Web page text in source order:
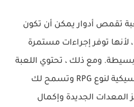
تقمص أدوار يمكن أن تكون
لأنها توفر إجراءات مستمرة
ومع ذلك ، تحتوي اللعبة
على جميع الآليات الكلاسيكية لنوع RPG وتسمح لك
المعدات الجديدة وإكمال